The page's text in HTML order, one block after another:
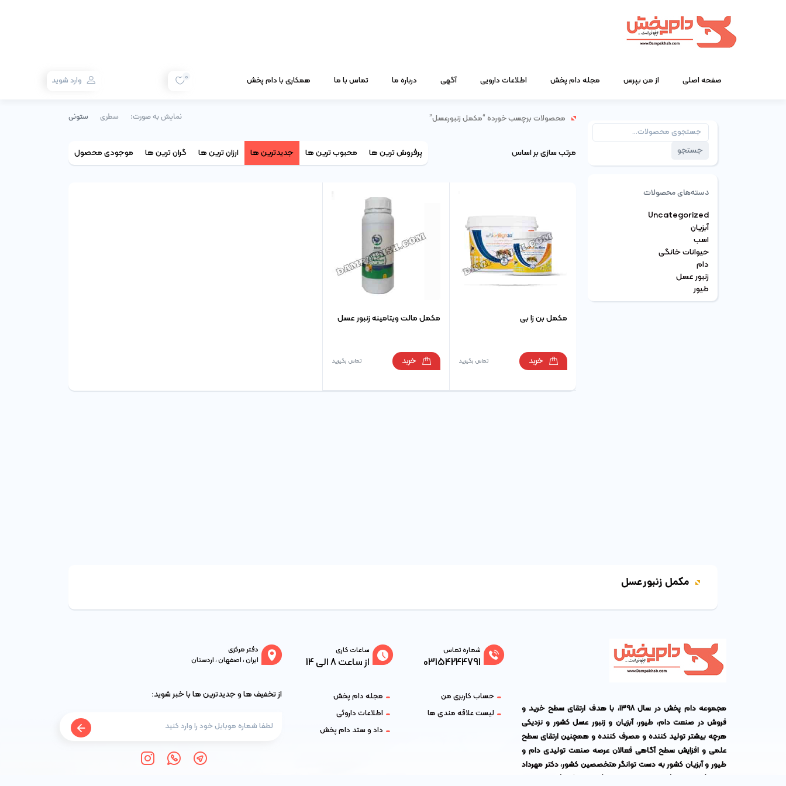
صفحه اصلی از من بپرس مجله دام پخش اطلاعات دارویی آگهی درباره ما تماس با ما همکاری با دام پخش 0 وارد شوید
جستجو
برای:
جستجو
دسته‌های محصولات
Uncategorized
آبزیان
اسب
حیوانات خانگی
دام
زنبور عسل
طیور
محصولات برچسب خورده “مکمل زنبورعسل” نمایش به صورت: سطری ستونی
مرتب سازی بر اساس پرفروش ترین ها محبوب ترین ها جدیدترین ها ارزان ترین ها گران ترین ها موجودی محصول
مکمل بن زا بی
تماس بگیرید خرید
مکمل مالت ویتامینه زنبور عسل
تماس بگیرید خرید
مکمل زنبورعسل
مجموعه دام پخش در سال ۱۳۹۸، با هدف ارتقای سطح خرید و
فروش در صنعت دام، طیور، آبزیان و زنبور عسل کشور و نزدیکی
هرچه بیشتر تولید کننده و مصرف کننده و همچنین ارتقای سطح
علمی و افزایش سطح آگاهی فعالان عرصه صنعت تولیدی دام و
طیور و آبزیان کشور به دست توانگر متخصصین کشور،دکتر مهرداد
شماره تماس
03154244791
حساب کاربری من
لیست علاقه مندی ها
ساعات کاری
از ساعت 8 الی 14
مجله دام پخش
اطلاعات داروئی
داد و ستد دام پخش
دفتر مرکزی
ایران ، اصفهان ، اردستان
از تخفیف ها و جدیدترین ها با خبر شوید: